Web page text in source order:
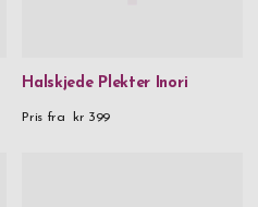
Halskjede Plekter Inori
Pris fra kr 399